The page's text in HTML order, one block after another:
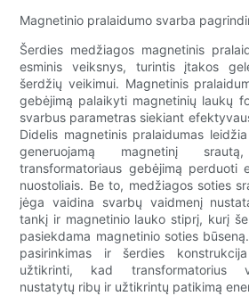
Magnetinio pralaidumo svarba
Šerdies medžiagos magnetinis
esminis veiksnys, turintis įtakos
šerdžių veikimui. Magnetinis
gebėjimą palaikyti magnetinių laukų
svarbus parametras siekiant
Didelis magnetinis pralaidumas
generuojamą magnetinį
transformatoriaus gebėjimą perduoti
nuostoliais. Be to, medžiagos soties
jėga vaidina svarbų vaidmenį
tankį ir magnetinio lauko stiprį, kurį
pasiekdama magnetinio soties
pasirinkimas ir šerdies
užtikrinti, kad transformatorius
nustatytų ribų ir užtikrintų patikimą